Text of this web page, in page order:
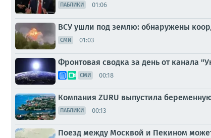
ПАБЛИКИ 01:06
ВСУ ушли под землю: обнаружены
СМИ 01:03
Фронтовая сводка за день от канала
СМИ 00:18
Компания ZURU выпустила
ПАБЛИКИ 00:13
Поезд между Москвой и Пекином